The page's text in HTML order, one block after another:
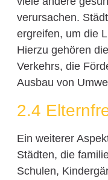
verursachen.
ergreifen, um die
Hierzu gehören
Verkehrs, die
Ausbau von
2.4
Ein weiterer
Städten, die
Schulen,